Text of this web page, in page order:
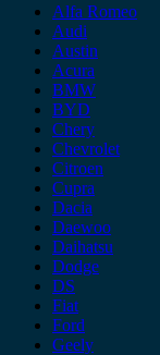
Alfa Romeo
Audi
Austin
Acura
BMW
BYD
Chery
Chevrolet
Citroen
Cupra
Dacia
Daewoo
Daihatsu
Dodge
DS
Fiat
Ford
Geely